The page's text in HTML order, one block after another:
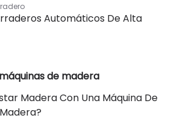
Automáticos De Alta
de madera
Madera Con Una Máquina De